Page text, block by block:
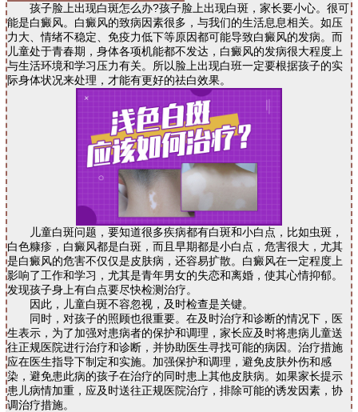
孩子脸上出现白斑怎么办?孩子脸上出现白斑，家长要小心。很可
能是白癜风。白癜风的致病因素很多，与我们的生活息息相关。如压
力大、情绪不稳定、免疫力低下等原因都可能导致白癜风的发病。而
儿童处于青春期，身体各项机能都不发达，白癜风的发病很大程度上
与生活环境和学习压力有关。所以脸上出现白班一定要根据孩子的实
际身体状况来处理，才能有更好的祛白效果。
儿童白斑问题，要知道很多疾病都有白斑和小白点，比如虫斑，
白色糠疹，白癜风都是白斑，而且早期都是小白点，危害很大，尤其
是白癜风的危害不仅仅是皮肤病，还容易扩散。白癜风在一定程度上
影响了工作和学习，尤其是青年男女的失恋和离婚，使其心情抑郁。
发现孩子身上有白点要尽快检测治疗。
因此，儿童白斑不容忽视，及时检查是关键。
同时，对孩子的照顾也很重要。在及时治疗和诊断的情况下，医
生表示，为了加强对患病者的保护和调理，家长应及时将患病儿童送
往正规医院进行治疗和诊断，并协助医生寻找可能的病因。治疗措施
应在医生指导下制定和实施。加强保护和调理，避免皮肤外伤和感
染，避免患此病的孩子在治疗的同时患上其他皮肤病。如果家长提示
患儿病情加重，应及时送往正规医院治疗，排除可能的诱发因素，协
调治疗措施。